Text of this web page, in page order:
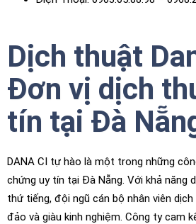
Dịch thuật
Đơn vị dịch
tín tại Đà
DANA CI tự hào là một trong những
chứng uy tín tại Đà Nẵng. Với khả năng
thứ tiếng, đội ngũ cán bộ nhân viên
đảo và giàu kinh nghiệm. Công ty cam